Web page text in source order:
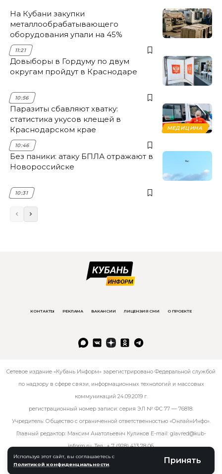
Используя этот сайт, вы соглашаетесь с
Политикой конфиденциальности
Принять
На Кубани закупки
металлообрабатывающего
оборудования упали на 45%
11:21
Довыборы в Гордуму по двум
округам пройдут в Краснодаре
10:56
МЕДИЦИНА
Паразиты сбавляют хватку:
статистика укусов клещей в
Краснодарском крае
10:46
Без паники: атаку БПЛА отражают в
Новороссийске
10:31
КОНТАКТЫ РЕКЛАМА ВАКАНСИИ ЛИЦЕНЗИЯ СМИ О ПРОЕКТЕ
Сетевое издание «Кубань Информ» зарегистрировано Федеральной службой
по надзору в сфере связи, информационных технологий и массовых
коммуникаций 24.09.2019 г.
регистрационный номер записи: серия ЭЛ № ФС 77 — 76818.
Учредитель: Общество с ограниченной ответственностью «ОнлайнИнфо».
Главный редактор: Максим Анатольевич Куликов E-mail: glavred@kub-
inform.ru. Тел.:+ 7 (928) 413 78 06.
© kub-inform 2026